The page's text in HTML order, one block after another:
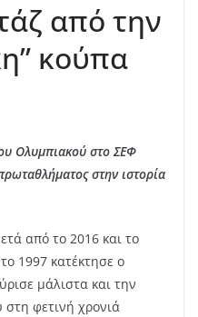
από την
κούπα
Ολυμπιακού στο ΣΕΦ
στην ιστορία
από το 2016 και το
1997 κατέκτησε ο
μάλιστα και την
φετινή χρονιά